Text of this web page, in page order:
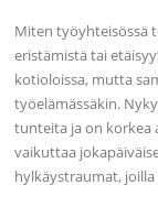
Miten työyhteisössä
eristämistä tai
kotioloissa, mutta
työelämässäkin.
tunteita ja on korkea
vaikuttaa
hylkäystraumat,